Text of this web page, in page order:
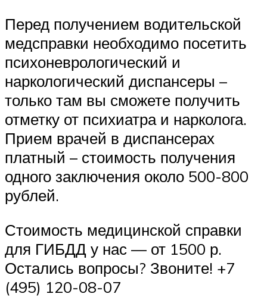
Перед получением водительской
медсправки необходимо посетить
психоневрологический и
наркологический диспансеры –
только там вы сможете получить
отметку от психиатра и нарколога.
Прием врачей в диспансерах
платный – стоимость получения
одного заключения около 500-800
рублей.
Стоимость медицинской справки
для ГИБДД у нас — от 1500 р.
Остались вопросы? Звоните! +7
(495) 120-08-07